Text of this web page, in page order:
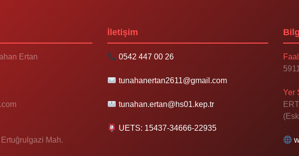
Ertan
Mah.
İletişim
0542 447 00 26
tunahanertan2611@gmail.com
tunahan.ertan@hs01.kep.tr
UETS: 15437-34666-22935
Yer